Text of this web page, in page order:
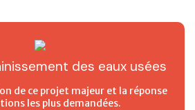
des eaux usées
de ce projet majeur et la réponse
les plus demandées.